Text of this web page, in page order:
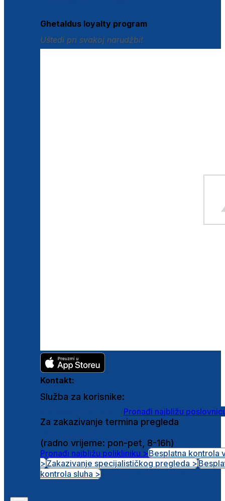
Ghetaldus loyalty program
Uštedi pri svakoj narudžbi!
Kontakt:
Služba za korisnike:
Pronađi najbližu
Za zakazivanje termina pregleda
(radno vrijeme: pon-pet, 8-16h)
Pronađi najbližu polikliniku >Besplatna kontrola
>Zakazivanje specijalističkog pregleda >
kontrola sluha >